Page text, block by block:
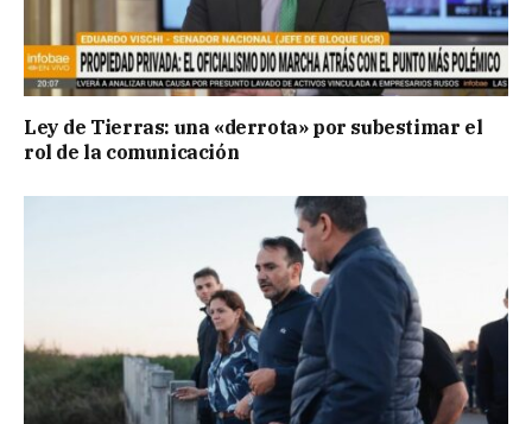
Ley de Tierras: una «derrota» por subestimar el
rol de la comunicación